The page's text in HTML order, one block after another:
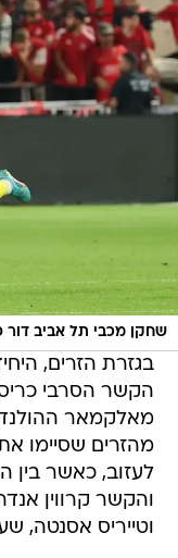
שחקן מכבי תל אביב דור
בגזרת הזרים,
הקשר הסרבי
מהזרים שסיימו
לעזוב, כאשר בין
והקשר קרווין
וטייריס אסנטה,